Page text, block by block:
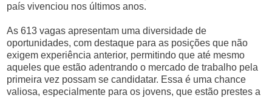
país vivenciou nos últimos anos.
As 613 vagas apresentam uma diversidade de
oportunidades, com destaque para as posições que não
exigem experiência anterior, permitindo que até mesmo
aqueles que estão adentrando o mercado de trabalho pela
primeira vez possam se candidatar. Essa é uma chance
valiosa, especialmente para os jovens, que estão prestes a